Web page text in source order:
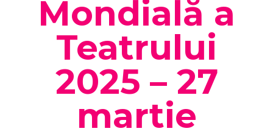
Mondială a
Teatrului
2025 – 27
martie